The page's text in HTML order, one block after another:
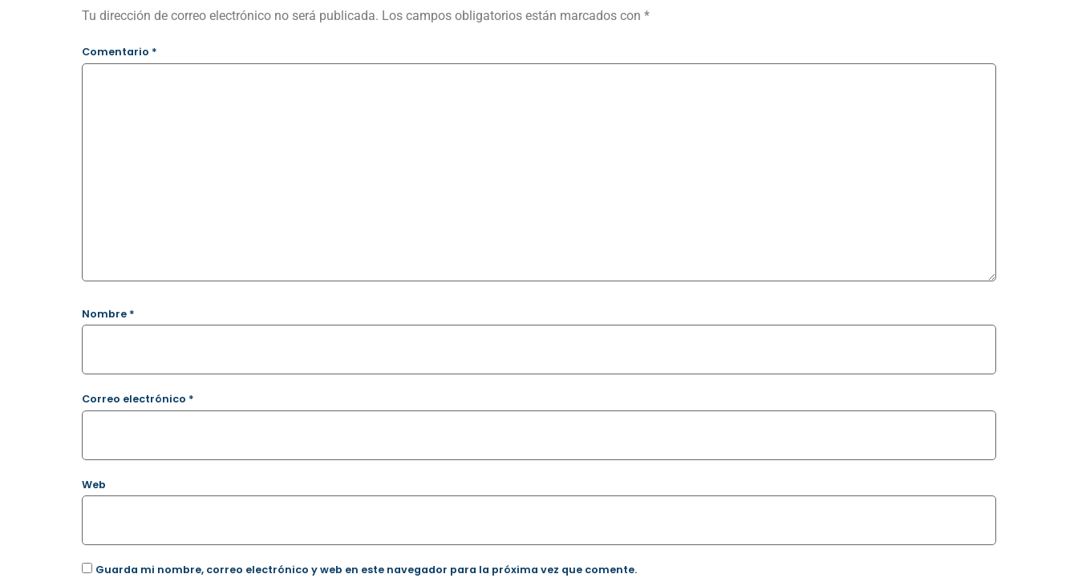
Tu dirección de correo electrónico no será publicada. Los campos obligatorios están marcados con *
Comentario *
Nombre *
Correo electrónico *
Web
Guarda mi nombre, correo electrónico y web en este navegador para la próxima vez que comente.